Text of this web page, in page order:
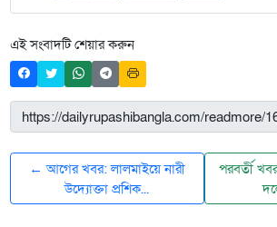
এই সংবাদটি শেয়ার করুন
← আগের খবর: লালমাইয়ে নারী
উদ্যোক্তা প্রশিক...
পরবর্তী